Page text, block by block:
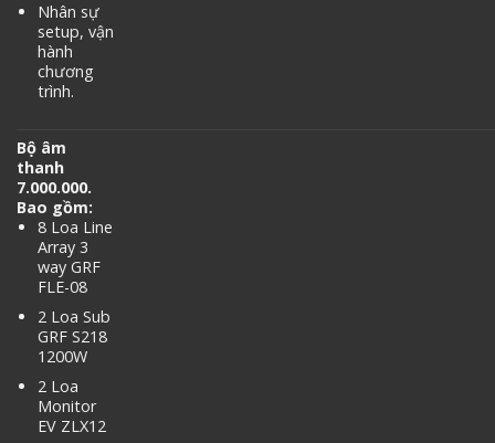
Nhân sự
setup, vận
hành
chương
trình.
Bộ âm
thanh
7.000.000.
Bao gồm:
8 Loa Line
Array 3
way GRF
FLE-08
2 Loa Sub
GRF S218
1200W
2 Loa
Monitor
EV ZLX12